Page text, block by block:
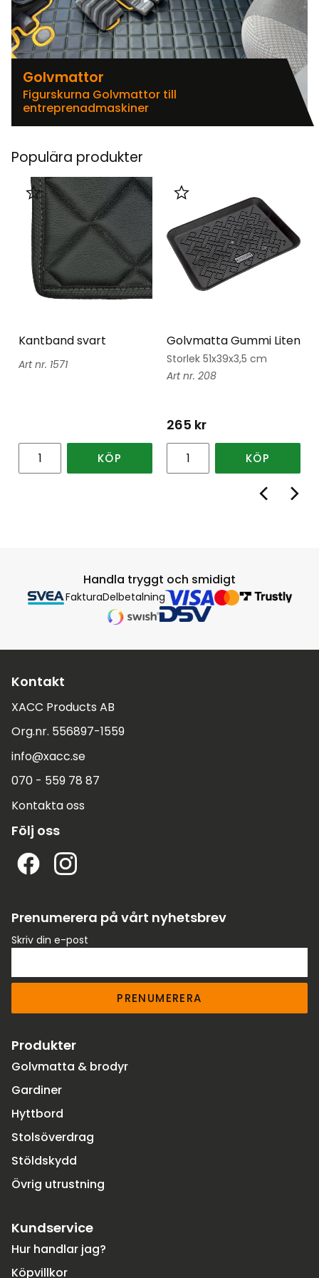
Golvmattor
Figurskurna Golvmattor till
entreprenadmaskiner
Populära produkter
Kantband svart
1571
Lägg till i favoriter
KÖP
Golvmatta Gummi Liten
Storlek 51x39x3,5 cm
208
265 kr
Lägg till i favoriter
KÖP
Handla tryggt och smidigt
FakturaDelbetalning
Kontakt
XACC Products AB
Org.nr. 556897-1559
info@xacc.se
070 - 559 78 87
Kontakta oss
Följ oss
Prenumerera på vårt nyhetsbrev
Skriv din e-post
PRENUMERERA
Produkter
Golvmatta & brodyr
Gardiner
Hyttbord
Stolsöverdrag
Stöldskydd
Övrig utrustning
Kundservice
Hur handlar jag?
Köpvillkor